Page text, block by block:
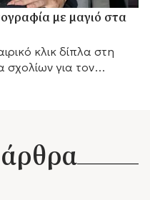
με μαγιό στα
κλικ δίπλα στη
για τον